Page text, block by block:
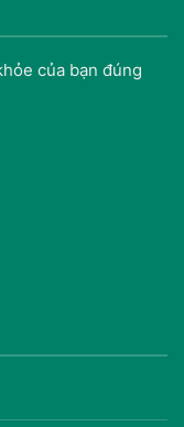
của bạn đúng